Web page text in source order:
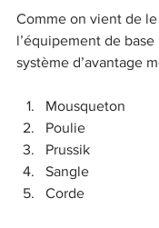
Comme on vient de
l’équipement de
système d’avantage
Mousqueton
Poulie
Prussik
Sangle
Corde